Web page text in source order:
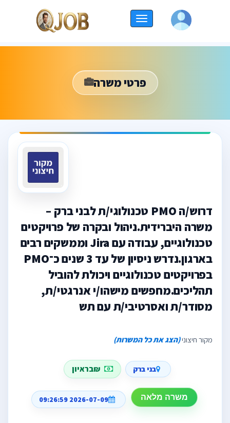
החלף
ניווט
פרטי משרה
דרוש/ה PMO טכנולוגי/ת לבני ברק –
משרה היברידית.ניהול ובקרה של פרויקטים
טכנולוגיים, עבודה עם Jira וממשקים רבים
בארגון.נדרש ניסיון של עד 3 שנים כ־PMO
בפרויקטים טכנולוגיים ויכולת להוביל
תהליכים.מחפשים מישהו/י אנרגטי/ת,
מסודר/ת ואסרטיבי/ת עם תש
מקור חיצוני(הצג את כל המשרות)
בני ברק ₪בראיון
משרה מלאה 2026-07-09 09:26:59